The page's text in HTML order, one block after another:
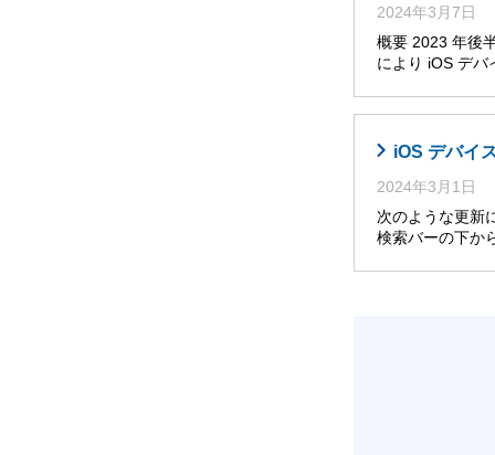
2024年3月7日
概要 2023 年後
により iOS デ
iOS デバイ
2024年3月1日
次のような更新
検索バーの下か